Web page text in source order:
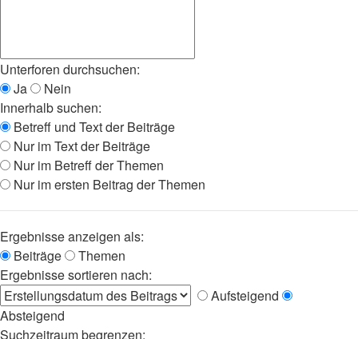
Unterforen durchsuchen:
Ja
Nein
Innerhalb suchen:
Betreff und Text der Beiträge
Nur im Text der Beiträge
Nur im Betreff der Themen
Nur im ersten Beitrag der Themen
Ergebnisse anzeigen als:
Beiträge
Themen
Ergebnisse sortieren nach:
Aufsteigend
Absteigend
Suchzeitraum begrenzen: